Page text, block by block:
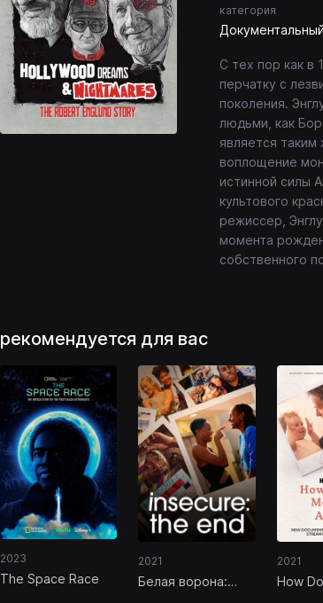
категория
С тех пор как в
перчатку с
поколения.
людьми, как
является
воплощение
истинной силы
культового
режиссер,
момента
собственного
рекомендуется для вас
2023
The Space Race
2021
Белая ворона:
2021
How